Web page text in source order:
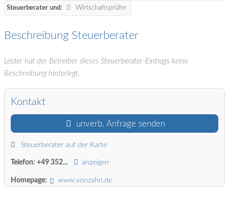
Steuerberater und: Wirtschaftsprüfer
Beschreibung Steuerberater
Leider hat der Betreiber dieses Steuerberater-Eintrags keine
Beschreibung hinterlegt.
Kontakt
unverb. Anfrage senden
Steuerberater auf der Karte
Telefon: +49 352... anzeigen
Homepage: www.vonzahn.de